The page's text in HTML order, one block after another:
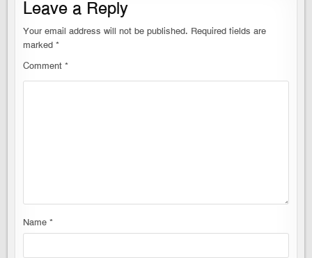
Leave a Reply
Your email address will not be published. Required fields are
marked*
Comment*
Name*